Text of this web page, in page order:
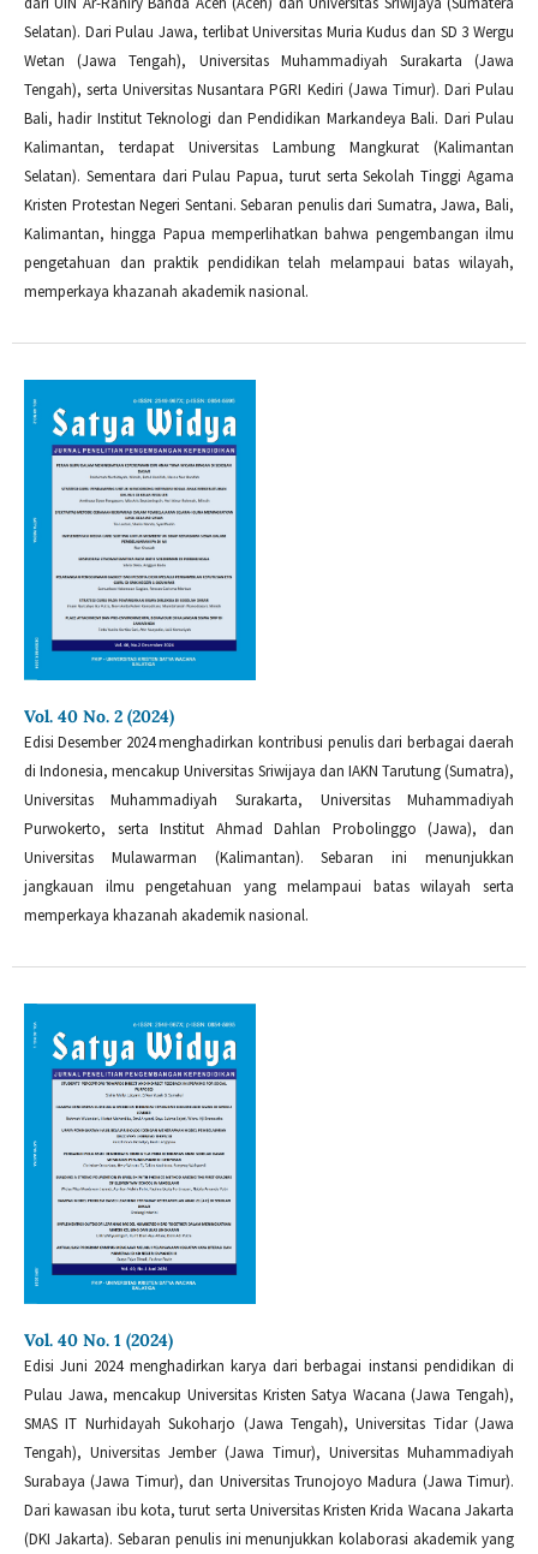
Selatan). Dari Pulau Jawa, terlibat Universitas Muria Kudus dan SD 3 Wergu
Wetan (Jawa Tengah), Universitas Muhammadiyah Surakarta (Jawa
Tengah), serta Universitas Nusantara PGRI Kediri (Jawa Timur). Dari Pulau
Bali, hadir Institut Teknologi dan Pendidikan Markandeya Bali. Dari Pulau
Kalimantan, terdapat Universitas Lambung Mangkurat (Kalimantan
Selatan). Sementara dari Pulau Papua, turut serta Sekolah Tinggi Agama
Kristen Protestan Negeri Sentani. Sebaran penulis dari Sumatra, Jawa, Bali,
Kalimantan, hingga Papua memperlihatkan bahwa pengembangan ilmu
pengetahuan dan praktik pendidikan telah melampaui batas wilayah,
memperkaya khazanah akademik nasional.
Vol. 40 No. 2 (2024)
Edisi Desember 2024 menghadirkan kontribusi penulis dari berbagai daerah
di Indonesia, mencakup Universitas Sriwijaya dan IAKN Tarutung (Sumatra),
Universitas Muhammadiyah Surakarta, Universitas Muhammadiyah
Purwokerto, serta Institut Ahmad Dahlan Probolinggo (Jawa), dan
Universitas Mulawarman (Kalimantan). Sebaran ini menunjukkan
jangkauan ilmu pengetahuan yang melampaui batas wilayah serta
memperkaya khazanah akademik nasional.
Vol. 40 No. 1 (2024)
Edisi Juni 2024 menghadirkan karya dari berbagai instansi pendidikan di
Pulau Jawa, mencakup Universitas Kristen Satya Wacana (Jawa Tengah),
SMAS IT Nurhidayah Sukoharjo (Jawa Tengah), Universitas Tidar (Jawa
Tengah), Universitas Jember (Jawa Timur), Universitas Muhammadiyah
Surabaya (Jawa Timur), dan Universitas Trunojoyo Madura (Jawa Timur).
Dari kawasan ibu kota, turut serta Universitas Kristen Krida Wacana Jakarta
(DKI Jakarta). Sebaran penulis ini menunjukkan kolaborasi akademik yang